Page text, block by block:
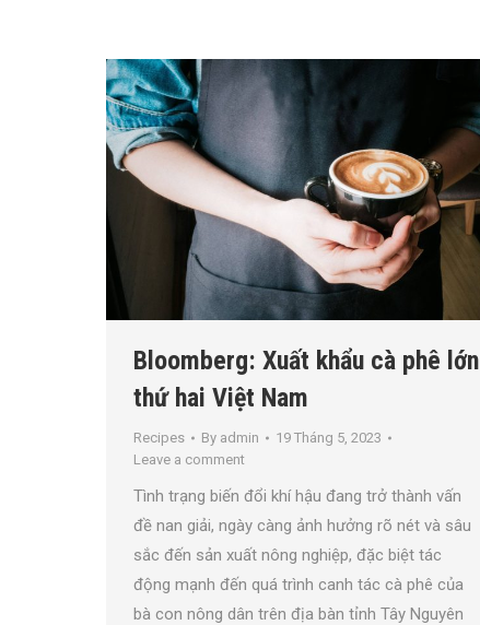
Bloomberg: Xuất khẩu cà phê lớn
thứ hai Việt Nam
Recipes By admin
19 Tháng 5, 2023
Leave a comment
Tình trạng biến đổi khí hậu đang trở thành vấn
đề nan giải, ngày càng ảnh hưởng rõ nét và sâu
sắc đến sản xuất nông nghiệp, đặc biệt tác
động mạnh đến quá trình canh tác cà phê của
bà con nông dân trên địa bàn tỉnh Tây Nguyên